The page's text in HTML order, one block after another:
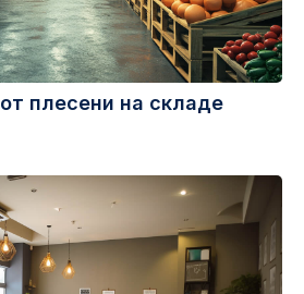
плесени на складе